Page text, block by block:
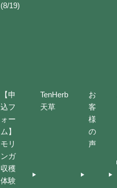
(8/19)
【申
込フ
ォー
ム】
モリ
ンガ
収穫
体験
TenHerb
天草
お
客
様
の
声